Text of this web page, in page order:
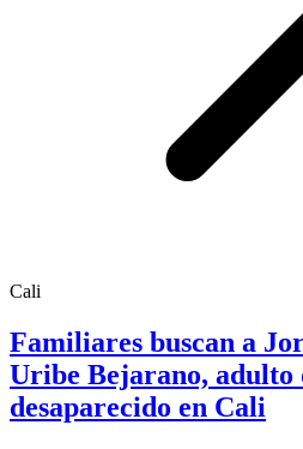
Cali
Familiares buscan a
Uribe Bejarano, adulto
desaparecido en Cali